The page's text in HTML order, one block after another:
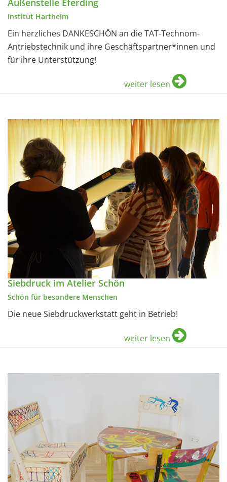
Außenstelle Eferding
Institut Hartheim
Ein herzliches DANKESCHÖN an die TAT-Technom-
Antriebstechnik und ihre Geschäftspartner*innen und
für ihre Unterstützung!
weiter lesen
Siebdruck im Atelier Schön
Schön für besondere Menschen
Die neue Siebdruckwerkstatt geht in Betrieb!
weiter lesen